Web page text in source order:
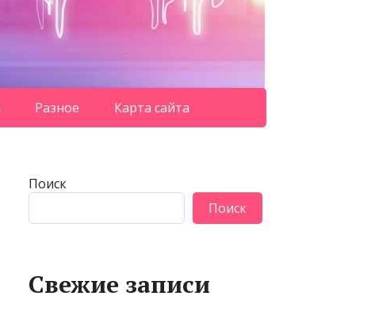
Разное Карта сайта
Поиск
Поиск
Свежие записи